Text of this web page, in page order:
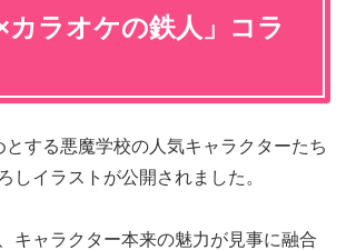
カラオケの鉄人」コラ
する悪魔学校の人気キャラクターたち
しイラストが公開されました。
キャラクター本来の魅力が見事に融合